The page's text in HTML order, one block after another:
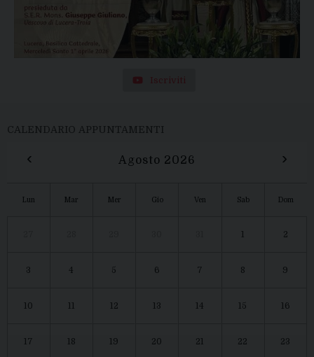
Iscriviti
CALENDARIO APPUNTAMENTI
‹ Agosto 2026 ›
Lun Mar Mer Gio Ven Sab Dom
2
3 4 5 6 7 8 9
10 12 13 14 15 16
17 18 19 20 21 22 23